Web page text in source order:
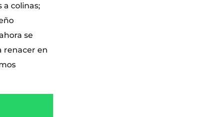
a colinas;
se
renacer en